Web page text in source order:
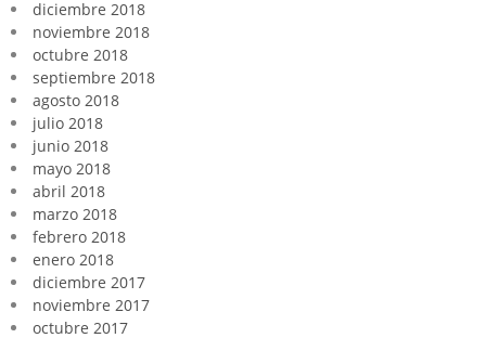
diciembre 2018
noviembre 2018
octubre 2018
septiembre 2018
agosto 2018
julio 2018
junio 2018
mayo 2018
abril 2018
marzo 2018
febrero 2018
enero 2018
diciembre 2017
noviembre 2017
octubre 2017